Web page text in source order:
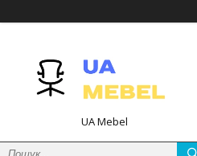
UA Mebel